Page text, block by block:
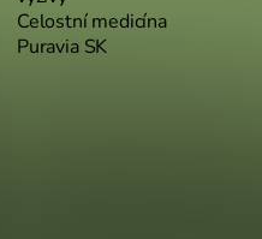
Celostní medicína
Puravia SK